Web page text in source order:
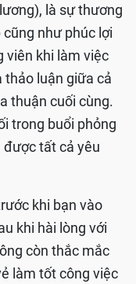
là sự thương
như phúc lợi
viên khi làm việc
thảo luận giữa cả
thuận cuối cùng.
trong buổi phỏng
được tất cả yêu
khi bạn vào
khi hài lòng với
còn thắc mắc
làm tốt công việc